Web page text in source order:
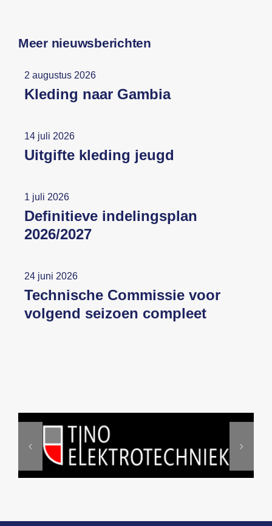
Meer nieuwsberichten
2 augustus 2026
Kleding naar Gambia
14 juli 2026
Uitgifte kleding jeugd
1 juli 2026
Definitieve indelingsplan
2026/2027
24 juni 2026
Technische Commissie voor
volgend seizoen compleet